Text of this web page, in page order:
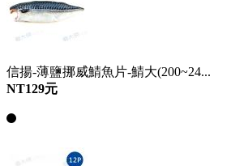
信揚-薄鹽挪威鯖魚片-鯖大(200~24...
NT129元